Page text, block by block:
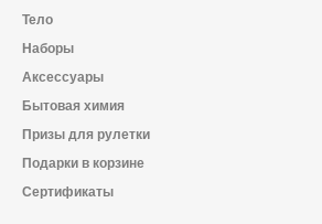
Тело
Наборы
Аксессуары
Бытовая химия
Призы для рулетки
Подарки в корзине
Сертификаты